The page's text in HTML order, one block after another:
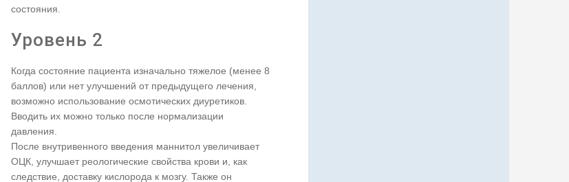
состояния.
Уровень 2
Когда состояние пациента изначально тяжелое (менее 8
баллов) или нет улучшений от предыдущего лечения,
возможно использование осмотических диуретиков.
Вводить их можно только после нормализации
давления.
После внутривенного введения маннитол увеличивает
ОЦК, улучшает реологические свойства крови и, как
следствие, доставку кислорода к мозгу. Также он